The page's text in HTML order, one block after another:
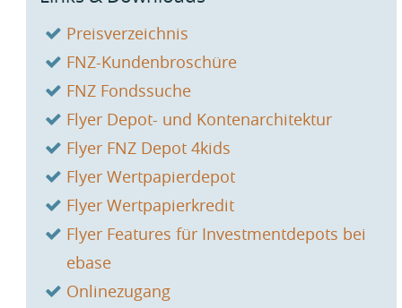
Preisverzeichnis
FNZ-Kundenbroschüre
FNZ Fondssuche
Flyer Depot- und Kontenarchitektur
Flyer FNZ Depot 4kids
Flyer Wertpapierdepot
Flyer Wertpapierkredit
Flyer Features für Investmentdepots bei
ebase
Onlinezugang